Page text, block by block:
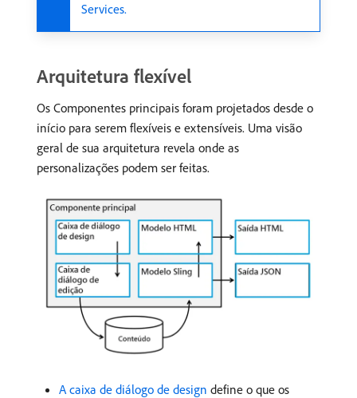
Services.
Arquitetura flexível
Os Componentes principais foram projetados desde o
início para serem flexíveis e extensíveis. Uma visão
geral de sua arquitetura revela onde as
personalizações podem ser feitas.
A caixa de diálogo de design define o que os